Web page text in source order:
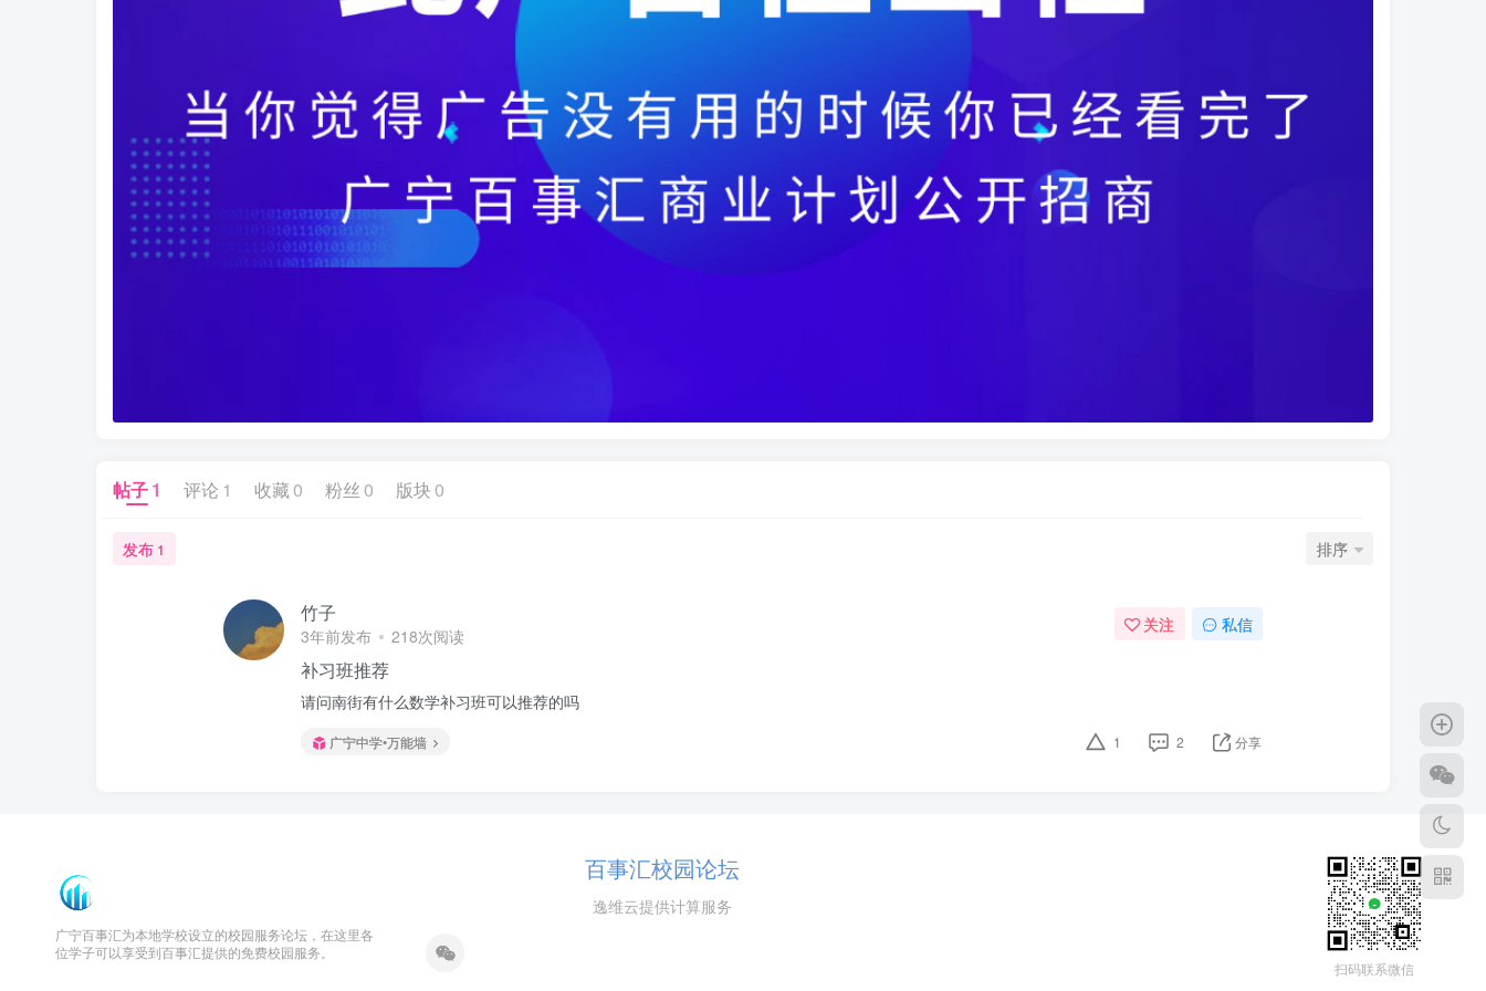
帖子1 评论 1 收藏 0 粉丝 0 版块 0
发布 1 排序
竹子
3年前发布 218次阅读
关注 私信
补习班推荐
请问南街有什么数学补习班可以推荐的吗
广宁中学•万能墙 1 2 分享
广宁百事汇为本地学校设立的校园服务论坛，在这里各
位学子可以享受到百事汇提供的免费校园服务。
百事汇校园论坛
逸维云提供计算服务
扫码联系微信